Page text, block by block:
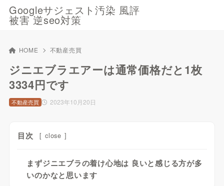
Googleサジェスト汚染 風評
被害 逆seo対策
HOME 不動産売買
ジニエブラエアーは通常価格だと1枚
3334円です
2023年10月20日
不動産売買
目次 [ close ]
まずジニエブラの着け心地は 良いと感じる方が多
いのかなと思います